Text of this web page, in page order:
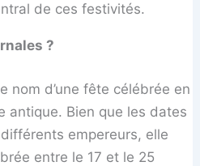
de ces festivités.
?
nom d’une fête célébrée en
antique. Bien que les dates
empereurs, elle
entre le 17 et le 25